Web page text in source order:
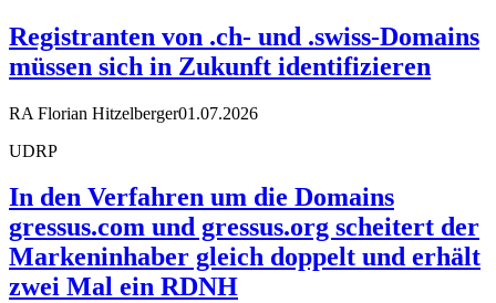
Registranten von .ch- und .swiss-Domains
müssen sich in Zukunft identifizieren
RA Florian Hitzelberger01.07.2026
UDRP
In den Verfahren um die Domains
gressus.com und gressus.org scheitert der
Markeninhaber gleich doppelt und erhält
zwei Mal ein RDNH